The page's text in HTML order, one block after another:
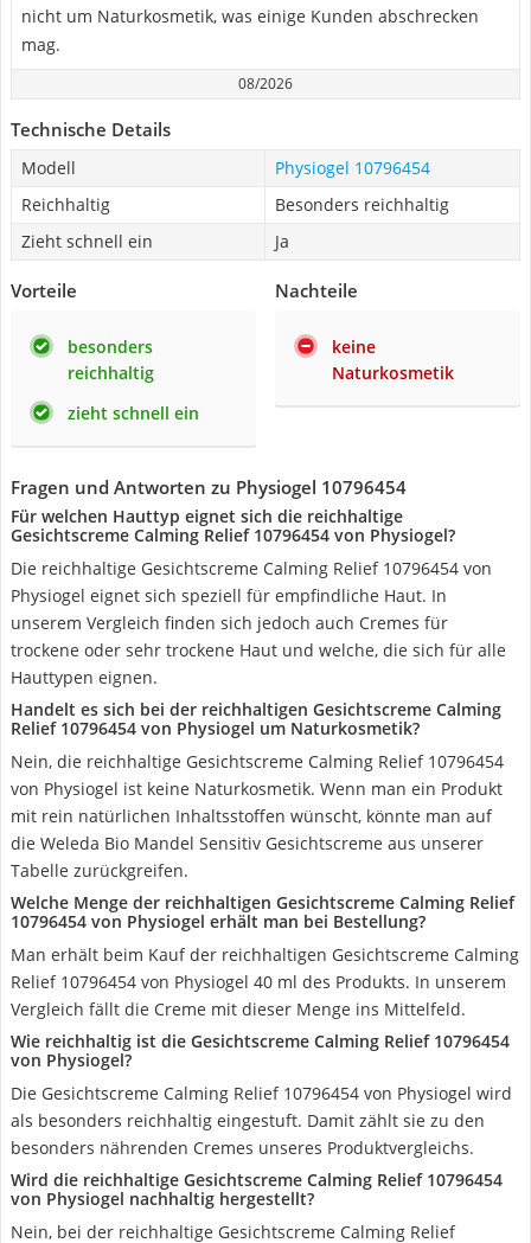
nicht um Naturkosmetik, was einige Kunden abschrecken
mag.
08/2026
Technische Details
Modell
Physiogel 10796454
Reichhaltig
Besonders reichhaltig
Zieht schnell ein
Ja
Vorteile
besonders
reichhaltig
zieht schnell ein
Nachteile
keine
Naturkosmetik
Fragen und Antworten zu Physiogel 10796454
Für welchen Hauttyp eignet sich die reichhaltige
Gesichtscreme Calming Relief 10796454 von Physiogel?
Die reichhaltige Gesichtscreme Calming Relief 10796454 von
Physiogel eignet sich speziell für empfindliche Haut. In
unserem Vergleich finden sich jedoch auch Cremes für
trockene oder sehr trockene Haut und welche, die sich für alle
Hauttypen eignen.
Handelt es sich bei der reichhaltigen Gesichtscreme Calming
Relief 10796454 von Physiogel um Naturkosmetik?
Nein, die reichhaltige Gesichtscreme Calming Relief 10796454
von Physiogel ist keine Naturkosmetik. Wenn man ein Produkt
mit rein natürlichen Inhaltsstoffen wünscht, könnte man auf
die Weleda Bio Mandel Sensitiv Gesichtscreme aus unserer
Tabelle zurückgreifen.
Welche Menge der reichhaltigen Gesichtscreme Calming Relief
10796454 von Physiogel erhält man bei Bestellung?
Man erhält beim Kauf der reichhaltigen Gesichtscreme Calming
Relief 10796454 von Physiogel 40 ml des Produkts. In unserem
Vergleich fällt die Creme mit dieser Menge ins Mittelfeld.
Wie reichhaltig ist die Gesichtscreme Calming Relief 10796454
von Physiogel?
Die Gesichtscreme Calming Relief 10796454 von Physiogel wird
als besonders reichhaltig eingestuft. Damit zählt sie zu den
besonders nährenden Cremes unseres Produktvergleichs.
Wird die reichhaltige Gesichtscreme Calming Relief 10796454
von Physiogel nachhaltig hergestellt?
Nein, bei der reichhaltige Gesichtscreme Calming Relief